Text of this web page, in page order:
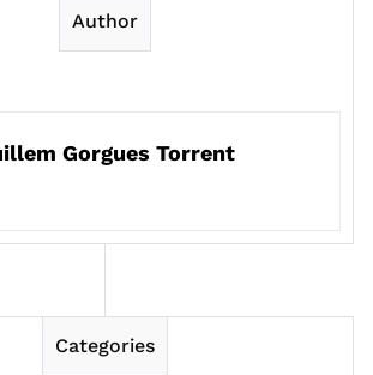
Author
Gorgues Torrent
Categories